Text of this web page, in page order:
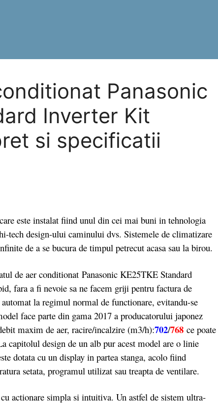
Panasonic
Inverter Kit
si specificatii
este instalat fiind unul din cei mai buni in tehnologia
tech design-ului caminului dvs. Sistemele de climatizare
de a se bucura de timpul petrecut acasa sau la birou.
de aer conditionat Panasonic KE25TKE Standard
fara a fi nevoie sa ne facem griji pentru factura de
la regimul normal de functionare, evitandu-se
face parte din gama 2017 a producatorului japonez
maxim de aer, racire/incalzire (m3/h):702/768 ce poate
capitolul design de un alb pur acest model are o linie
dotata cu un display in partea stanga, acolo fiind
setata, programul utilizat sau treapta de ventilare.
actionare simpla si intuitiva. Un astfel de sistem ultra-